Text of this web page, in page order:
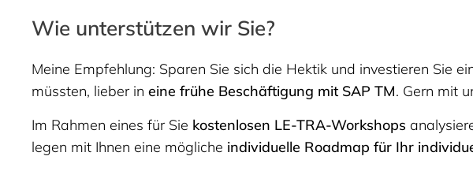
Wie unterstützen wir Sie?
Meine Empfehlung: Sparen Sie sich die Hektik und investieren Sie
müssten, lieber ineine frühe Beschäftigung mit SAP TM. Gern mit
Im Rahmen eines für Sie kostenlosen LE-TRA-Workshops
legen mit Ihnen eine mögliche individuelle Roadmap für Ihr